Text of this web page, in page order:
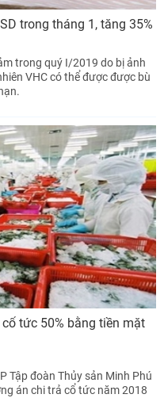
trong tháng 1, tăng 35%
trong quý I/2019 do bị ảnh
VHC có thể được được bù
tức 50% bằng tiền mặt
Tập đoàn Thủy sản Minh Phú
án chi trả cổ tức năm 2018